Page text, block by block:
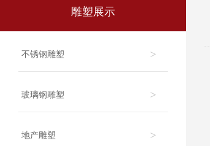
雕塑展示
不锈钢雕塑 >
玻璃钢雕塑 >
地产雕塑 >